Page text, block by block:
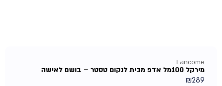
Lancome
מירקל 100מל אדפ מבית לנקום טסטר – בושם לאישה
₪289